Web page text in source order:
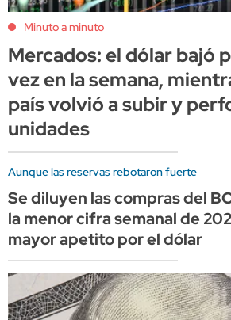
Minuto a minuto
Mercados: el dólar bajó
vez en la semana,
país volvió a subir y
unidades
Aunque las reservas rebotaron fuerte
Se diluyen las compras del
la menor cifra semanal de
mayor apetito por el dólar